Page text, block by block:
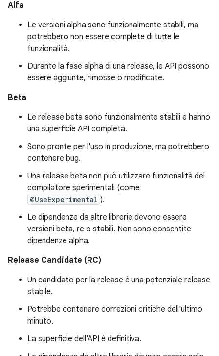
Alfa
Le versioni alpha sono funzionalmente stabili, ma
potrebbero non essere complete di tutte le
funzionalità.
Durante la fase alpha di una release, le API possono
essere aggiunte, rimosse o modificate.
Beta
Le release beta sono funzionalmente stabili e hanno
una superficie API completa.
Sono pronte per l'uso in produzione, ma potrebbero
contenere bug.
Una release beta non può utilizzare funzionalità del
compilatore sperimentali (come
@UseExperimental ).
Le dipendenze da altre librerie devono essere
versioni beta, rc o stabili. Non sono consentite
dipendenze alpha.
Release Candidate (RC)
Un candidato per la release è una potenziale release
stabile.
Potrebbe contenere correzioni critiche dell'ultimo
minuto.
La superficie dell'API è definitiva.